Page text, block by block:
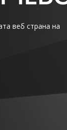
веб страна на